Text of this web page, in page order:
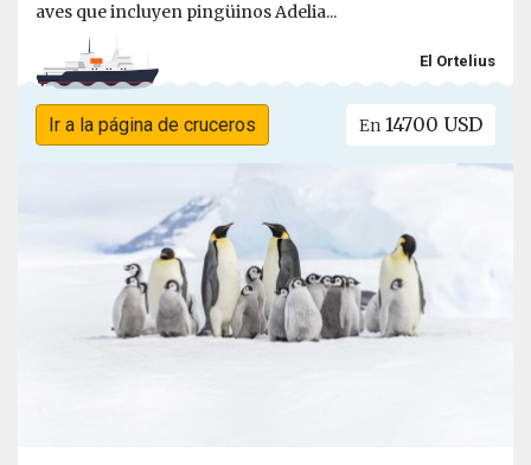
aves que incluyen pingüinos Adelia...
El Ortelius
Ir a la página de cruceros En 14700 USD